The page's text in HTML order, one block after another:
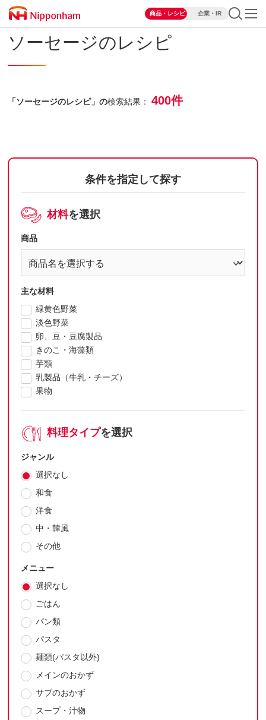
商品・レシピ 企業・IR
ソーセージのレシピ
「ソーセージのレシピ」の検索結果： 400件
条件を指定して探す
材料を選択
商品
主な材料
緑黄色野菜
淡色野菜
卵、豆・豆腐製品
きのこ・海藻類
芋類
乳製品（牛乳・チーズ）
果物
料理タイプを選択
ジャンル
選択なし
和食
洋食
中・韓風
その他
メニュー
選択なし
ごはん
パン類
パスタ
麺類(パスタ以外)
メインのおかず
サブのおかず
スープ・汁物